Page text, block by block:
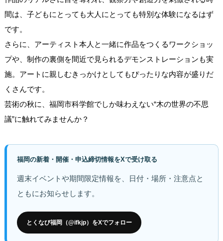
間は、子どもにとっても大人にとっても特別な体験になるはず
です。
さらに、アーティスト本人と一緒に作品をつくるワークショッ
プや、制作の裏側を間近で見られるデモンストレーションも実
施。アートに親しむきっかけとしてもぴったりな内容が盛りだ
くさんです。
芸術の秋に、福岡市科学館でしか味わえない“木の世界の不思
議”に触れてみませんか？
福岡の新着・開催・申込締切情報をXで受け取る
週末イベントや期間限定情報を、日付・場所・注意点と
ともにお知らせします。
とくなび福岡（@ifkjp）をXでフォロー